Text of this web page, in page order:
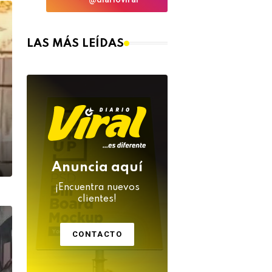
LAS MÁS LEÍDAS
Anuncia aquí
¡Encuentra nuevos
clientes!
CONTACTO